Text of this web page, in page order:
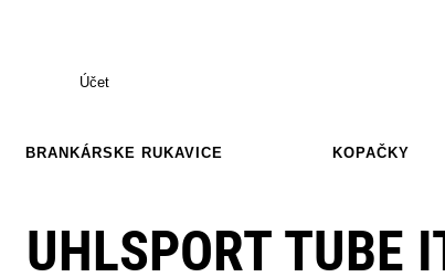
Účet
BRANKÁRSKE RUKAVICE KOPAČKY
UHLSPORT TUBE